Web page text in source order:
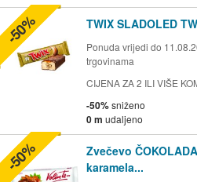
TWIX SLADOLED
Ponuda vrijedi do
trgovinama
CIJENA ZA 2 ILI VIŠE
-50%sniženo
0 m udaljeno
-50%
Zvečevo
karamela...
-50%